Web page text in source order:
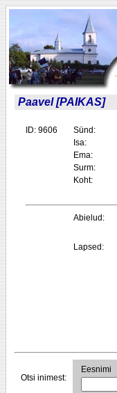
Paavel [PAIKAS]
ID: 9606 Sünd:
Isa:
Ema:
Surm:
Koht:
Abielud:
Lapsed:
Otsi inimest:
Eesnimi